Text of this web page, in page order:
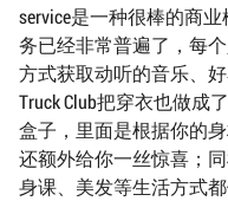
service是一种很棒的商
务已经非常普遍了，每
方式获取动听的音乐、
Truck Club把穿衣也做成
盒子，里面是根据你的
还额外给你一丝惊喜；
身课、美发等生活方式